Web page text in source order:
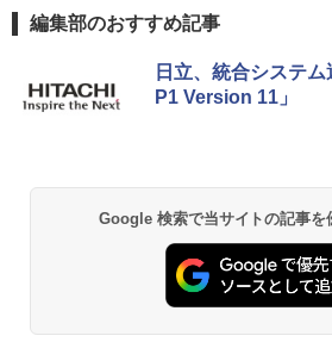
編集部のおすすめ記事
日立、統合システ
P1 Version 11」
Google 検索で当サイトの記事を